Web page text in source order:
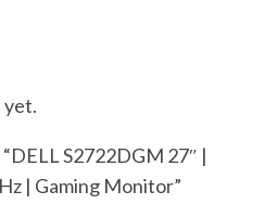
yet.
S2722DGM 27″ |
| Gaming Monitor”